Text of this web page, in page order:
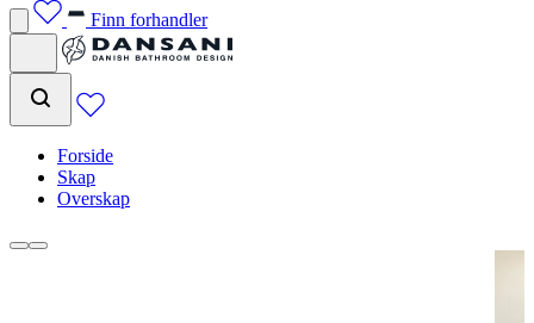
Finn forhandler
Forside
Skap
Overskap